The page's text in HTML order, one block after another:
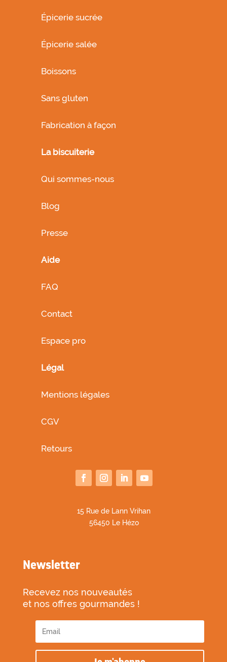
Épicerie sucrée
Épicerie salée
Boissons
Sans gluten
Fabrication à façon
La biscuiterie
Qui sommes-nous
Blog
Presse
Aide
FAQ
Contact
Espace pro
Légal
Mentions légales
CGV
Retours
15 Rue de Lann Vrihan
56450 Le Hézo
Newsletter
Recevez nos nouveautés
et nos offres gourmandes !